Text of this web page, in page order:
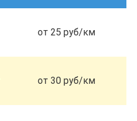
от 25 руб/км
от 30 руб/км